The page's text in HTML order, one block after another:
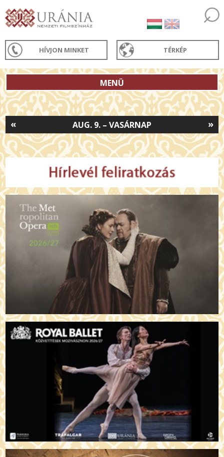
HÍVJON MINKET TÉRKÉP
MENÜ
»
AUG. 9. – VASÁRNAP
«